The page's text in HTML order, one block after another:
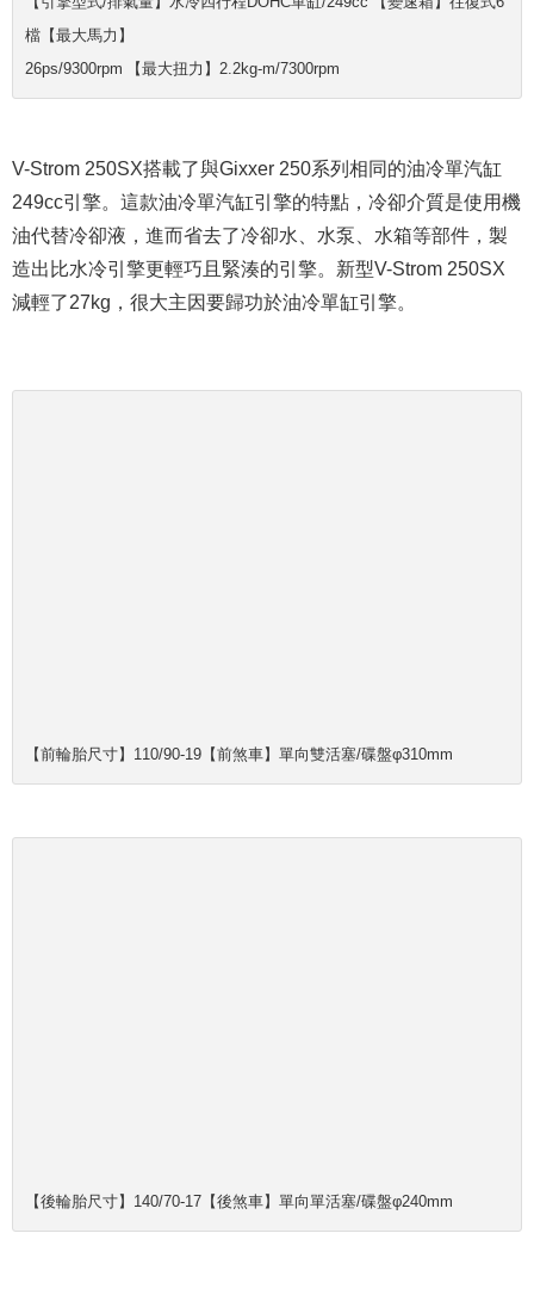
檔【最大馬力】
26ps/9300rpm​ 【最大扭力】​2.2kg-m/7300rpm
V-Strom 250SX搭載了與Gixxer 250系列相同的油冷單汽缸
249cc引擎。這款油冷單汽缸引擎的特點， 冷卻介質是使用機
油代替冷卻液 ，進而省去了冷卻水、水泵、水箱等部件，製
造出比水冷引擎更輕巧且緊湊的引擎。新型V-Strom 250SX
減輕了27kg，很大主因要歸功於油冷單缸引擎。
​【前輪胎尺寸】110/90-19​【前煞車】​單向雙活塞/碟盤φ310mm
【後輪胎尺寸】​140/70-17​【後煞車】單向單活塞/碟盤φ240mm